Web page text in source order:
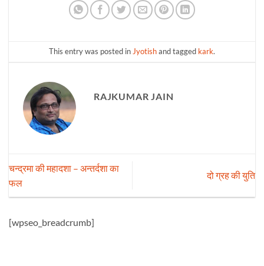
This entry was posted in Jyotishand tagged kark.
RAJKUMAR JAIN
चन्द्रमा की महादशा – अन्तर्दशा का
फल
दो ग्रह की युति
[wpseo_breadcrumb]